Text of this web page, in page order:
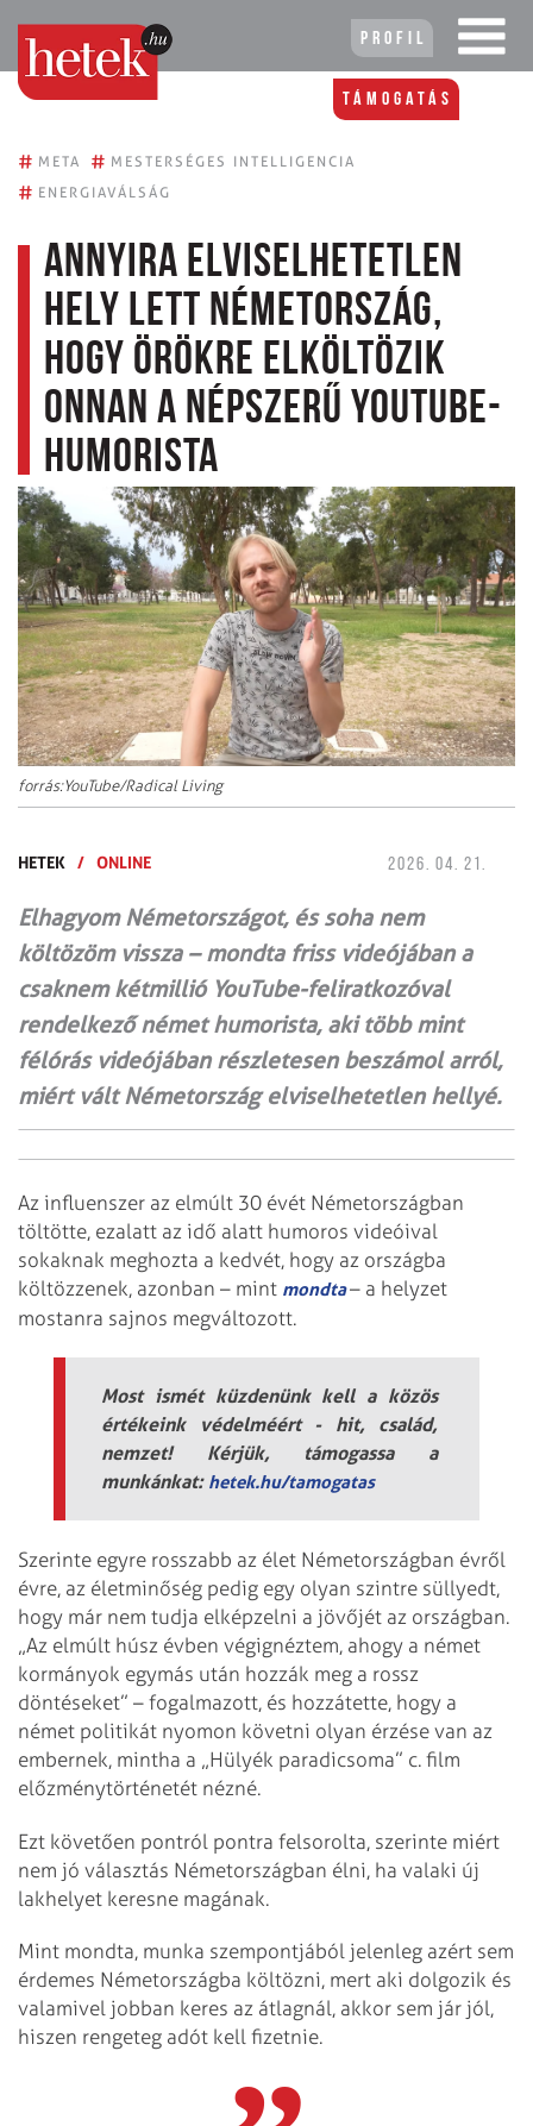
Profil
Támogatás
# META # MESTERSÉGES INTELLIGENCIA
# ENERGIAVÁLSÁG
Annyira elviselhetetlen
hely lett Németország,
hogy örökre elköltözik
onnan a népszerű YouTube-
humorista
forrás:YouTube/Radical Living
HETEK / ONLINE 2026. 04. 21.
Elhagyom Németországot, és soha nem
költözöm vissza – mondta friss videójában a
csaknem kétmillió YouTube-feliratkozóval
rendelkező német humorista, aki több mint
félórás videójában részletesen beszámol arról,
miért vált Németország elviselhetetlen hellyé.
Az influenszer az elmúlt 30 évét Németországban
töltötte, ezalatt az idő alatt humoros videóival
sokaknak meghozta a kedvét, hogy az országba
költözzenek, azonban – mint mondta– a helyzet
mostanra sajnos megváltozott.
Most ismét küzdenünk kell a közös
értékeink védelméért - hit, család,
nemzet! Kérjük, támogassa a
munkánkat: hetek.hu/tamogatas
Szerinte egyre rosszabb az élet Németországban évről
évre, az életminőség pedig egy olyan szintre süllyedt,
hogy már nem tudja elképzelni a jövőjét az országban.
„Az elmúlt húsz évben végignéztem, ahogy a német
kormányok egymás után hozzák meg a rossz
döntéseket” – fogalmazott, és hozzátette, hogy a
német politikát nyomon követni olyan érzése van az
embernek, mintha a „Hülyék paradicsoma” c. film
előzménytörténetét nézné.
Ezt követően pontról pontra felsorolta, szerinte miért
nem jó választás Németországban élni, ha valaki új
lakhelyet keresne magának.
Mint mondta, munka szempontjából jelenleg azért sem
érdemes Németországba költözni, mert aki dolgozik és
valamivel jobban keres az átlagnál, akkor sem jár jól,
hiszen rengeteg adót kell fizetnie.